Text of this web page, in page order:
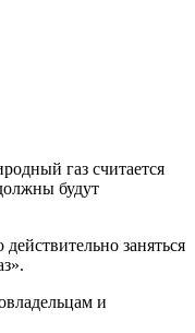
газ считается
будут
заняться
и